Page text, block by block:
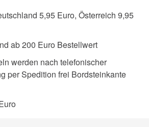
5,95 Euro, Österreich 9,95
ab 200 Euro Bestellwert
werden nach telefonischer
per Spedition frei Bordsteinkante